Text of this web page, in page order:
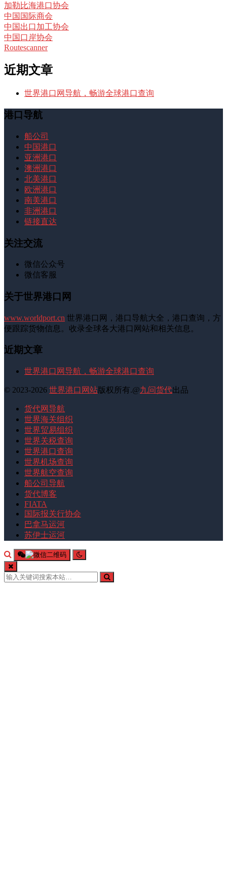
加勒比海港口协会
中国国际商会
中国出口加工协会
中国口岸协会
Routescanner
近期文章
世界港口网导航，畅游全球港口查询
港口导航
船公司
中国港口
亚洲港口
澳洲港口
北美港口
欧洲港口
南美港口
非洲港口
链接直达
关注交流
微信公众号
微信客服
关于世界港口网
www.worldport.cn 世界港口网，港口导航大全，港口查询，方
便跟踪货物信息。收录全球各大港口网站和相关信息。
近期文章
世界港口网导航，畅游全球港口查询
© 2023-2026 世界港口网站版权所有.@九问货代出品
货代网导航
世界海关组织
世界贸易组织
世界关税查询
世界港口查询
世界机场查询
世界航空查询
船公司导航
货代博客
FIATA
国际报关行协会
巴拿马运河
苏伊士运河